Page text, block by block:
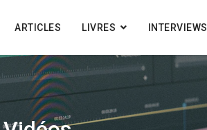
ARTICLES LIVRES INTERVIEWS